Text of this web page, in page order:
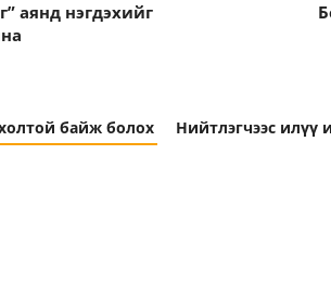
аянд нэгдэхийг
байж болох Нийтлэгчээс илүү